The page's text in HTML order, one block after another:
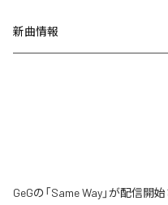
新曲情報
GeGの「Same Way」が配信